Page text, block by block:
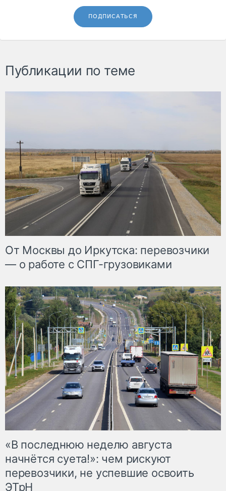
ПОДПИСАТЬСЯ
Публикации по теме
От Москвы до Иркутска: перевозчики
— о работе с СПГ-грузовиками
«В последнюю неделю августа
начнётся суета!»: чем рискуют
перевозчики, не успевшие освоить
ЭТрН